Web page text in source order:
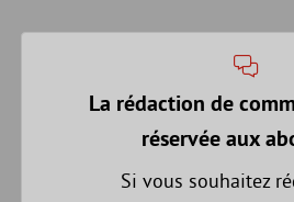
La rédaction de
réservée aux
Si vous souhaitez